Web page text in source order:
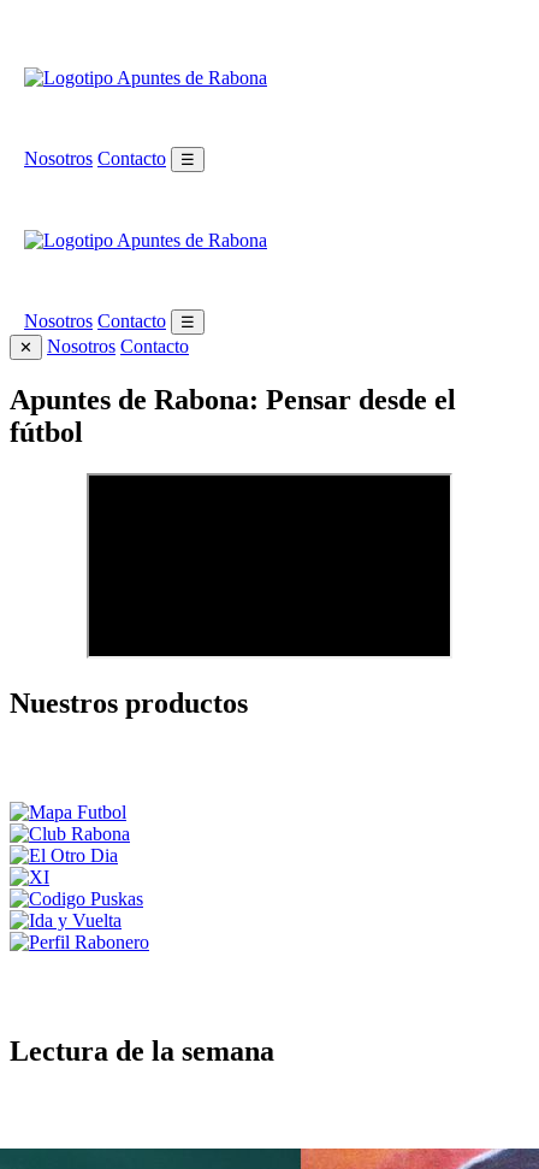
Nosotros Contacto ☰
Nosotros Contacto
☰
✕
Nosotros Contacto
Apuntes de Rabona: Pensar desde el
fútbol
Nuestros productos
Lectura de la semana